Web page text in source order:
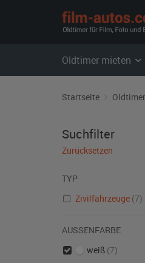
Oldtimer mieten
Startseite
Suchfilter
Zurücksetzen
TYP
Zivilfahrzeuge (7)
AUSSENFARBE
weiß (7)